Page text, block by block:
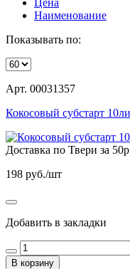
Наименование
Показывать по:
Арт. 00031357
Кокосовый субстарт
Доставка по Твери за
198 руб./шт
Добавить в закладки
В корзину